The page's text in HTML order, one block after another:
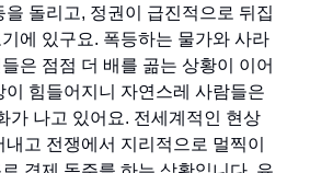
돌리고, 정권이 급진적으로 뒤집
에 있구요. 폭등하는 물가와 사라
은 점점 더 배를 곪는 상황이 이어
이 힘들어지니 자연스레 사람들은
가 나고 있어요. 전세계적인 현상
고 전쟁에서 지리적으로 멀찍이